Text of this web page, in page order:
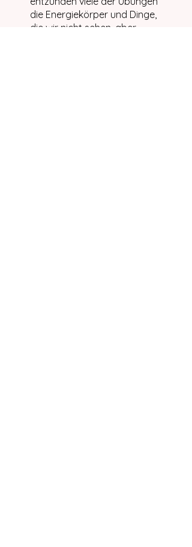
die Energiekörper und Dinge,
die wir nicht sehen, aber